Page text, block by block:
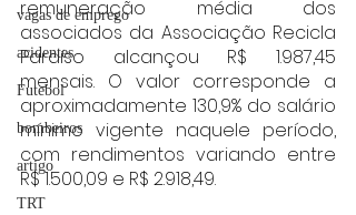
vagas de emprego
acidentes
Futebol
bombeiros
artigo
TRT
remuneração média dos
associados da Associação Recicla
Paraíso alcançou R$ 1.987,45
mensais. O valor corresponde a
aproximadamente 130,9% do salário
mínimo vigente naquele período,
com rendimentos variando entre
R$ 1.500,09 e R$ 2.918,49.